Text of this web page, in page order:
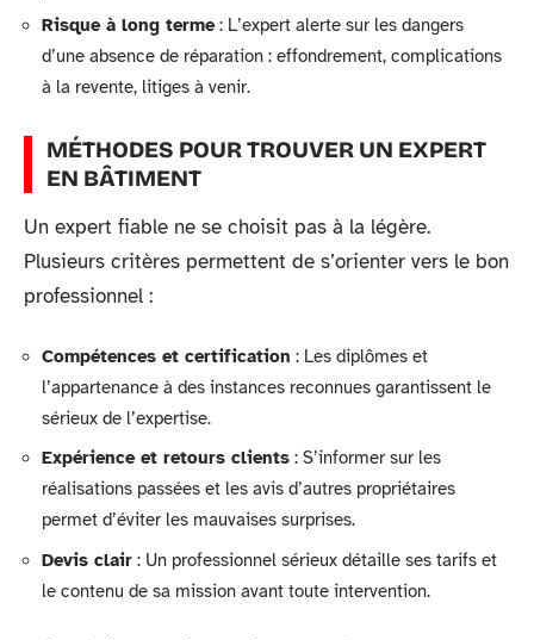
Risque à long terme: L’expert alerte sur les dangers
d’une absence de réparation : effondrement, complications
à la revente, litiges à venir.
MÉTHODES POUR TROUVER UN EXPERT
EN BÂTIMENT
Un expert fiable ne se choisit pas à la légère.
Plusieurs critères permettent de s’orienter vers le bon
professionnel :
Compétences et certification : Les diplômes et
l’appartenance à des instances reconnues garantissent le
sérieux de l’expertise.
Expérience et retours clients : S’informer sur les
réalisations passées et les avis d’autres propriétaires
permet d’éviter les mauvaises surprises.
Devis clair : Un professionnel sérieux détaille ses tarifs et
le contenu de sa mission avant toute intervention.